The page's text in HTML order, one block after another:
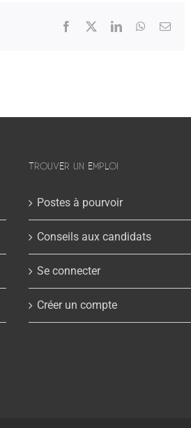
Facebook LinkedInWhatsApp
Email
TROUVER UN EMPLOI
Postes à pourvoir
Conseils aux candidats
Se connecter
Créer un compte